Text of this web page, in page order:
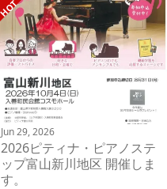
Jun 29, 2026
2026ピティナ・ピアノステ
ップ富山新川地区 開催しま
す。